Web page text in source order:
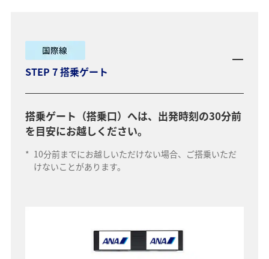
STEP 7 搭乗ゲート
搭乗ゲート（搭乗口）へは、出発時刻の30分前
を目安にお越しください。
* 10分前までにお越しいただけない場合、ご搭乗いただ
けないことがあります。